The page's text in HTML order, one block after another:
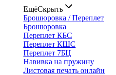
ЕщёСкрыть
Брошюровка / Переплет
Брошюровка
Переплет КБС
Переплет КШС
Переплет 7БЦ
Навивка на пружину
Листовая печать онлайн